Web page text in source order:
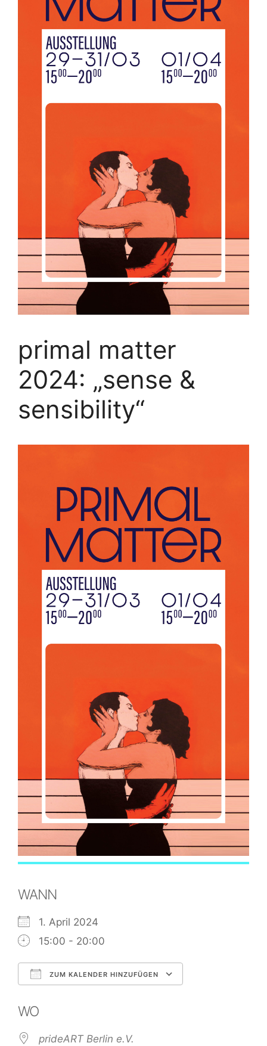
primal matter
2024: „sense &
sensibility“
WANN
1. April 2024
15:00 - 20:00
ZUM KALENDER HINZUFÜGEN
WO
prideART Berlin e.V.